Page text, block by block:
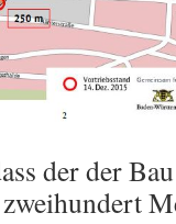
der der